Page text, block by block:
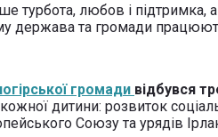
турбота, любов і підтримка,
держава та громади
громади відбувся
дитини: розвиток
Союзу та урядів